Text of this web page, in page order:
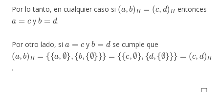
Por lo tanto, en cualquier caso si
(a b) ,d H
entonces
a = c
y
b=d
.
Por otro lado, si y
b
se cumple que
(a,b)H=
{{a,∅},
{b,
{∅}}}=
{{c,∅},
{d,
{∅}}}=
(c,d)H
.
◻